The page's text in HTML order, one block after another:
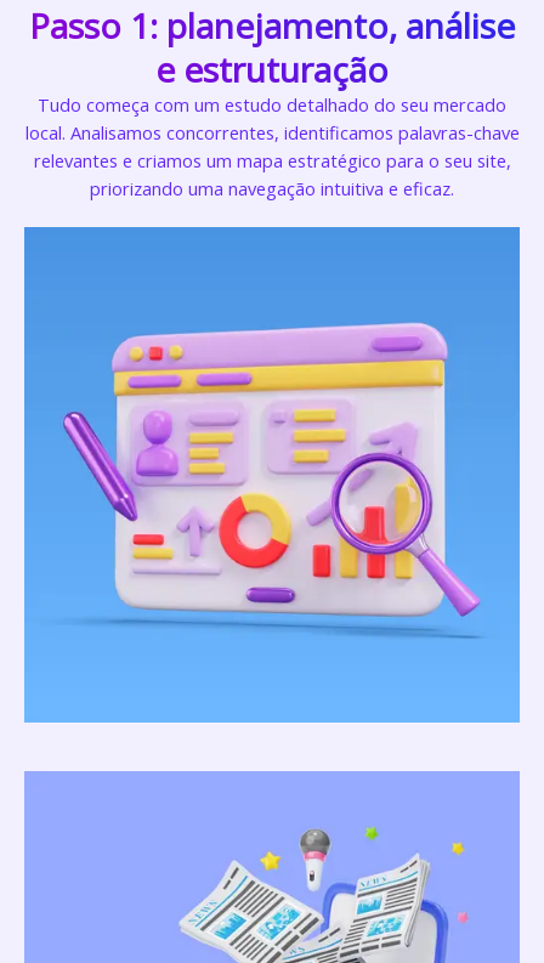
Passo 1: planejamento, análise
e estruturação
Tudo começa com um estudo detalhado do seu mercado
local. Analisamos concorrentes, identificamos palavras-chave
relevantes e criamos um mapa estratégico para o seu site,
priorizando uma navegação intuitiva e eficaz.